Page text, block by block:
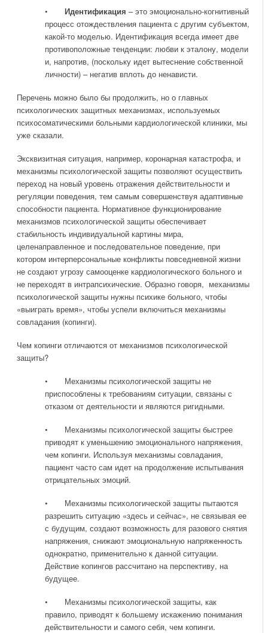
•Идентификация – это эмоционально-когнитивный
процесс отождествления пациента с другим субъектом,
какой-то моделью. Идентификация всегда имеет две
противоположные тенденции: любви к эталону, модели
и, напротив, (поскольку идет вытеснение собственной
личности) – негатив вплоть до ненависти.
Перечень можно было бы продолжить, но о главных
психологических защитных механизмах, используемых
психосоматическими больными кардиологической клиники, мы
уже сказали.
Эксквизитная ситуация, например, коронарная катастрофа, и
механизмы психологической защиты позволяют осуществить
переход на новый уровень отражения действительности и
регуляции поведения, тем самым совершенствуя адаптивные
способности пациента. Нормативное функционирование
механизмов психологической защиты обеспечивает
стабильность индивидуальной картины мира,
целенаправленное и последовательное поведение, при
котором интерперсональные конфликты повседневной жизни
не создают угрозу самооценке кардиологического больного и
не переходят в интрапсихические. Образно говоря, механизмы
психологической защиты нужны психике больного, чтобы
«выиграть время», чтобы успели включиться механизмы
совладания (копинги).
Чем копинги отличаются от механизмов психологической
защиты?
• Механизмы психологической защиты не
приспособлены к требованиям ситуации, связаны с
отказом от деятельности и являются ригидными.
• Механизмы психологической защиты быстрее
приводят к уменьшению эмоционального напряжения,
чем копинги. Используя механизмы совладания,
пациент часто сам идет на продолжение испытывания
отрицательных эмоций.
• Механизмы психологической защиты пытаются
разрешить ситуацию «здесь и сейчас», не связывая ее
с будущим, создают возможность для разового снятия
напряжения, снижают эмоциональную напряженность
однократно, применительно к данной ситуации.
Действие копингов рассчитано на перспективу, на
будущее.
• Механизмы психологической защиты, как
правило, приводят к большему искажению понимания
действительности и самого себя, чем копинги.